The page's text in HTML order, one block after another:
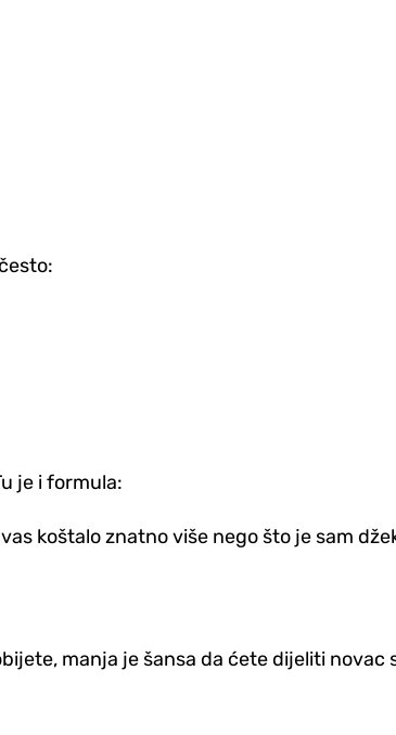
je i formula:
koštalo znatno više nego što je sam
manja je šansa da ćete dijeliti